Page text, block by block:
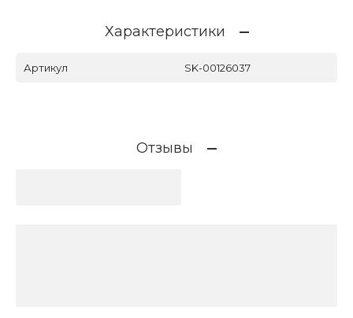
Характеристики
Артикул SK-00126037
Отзывы